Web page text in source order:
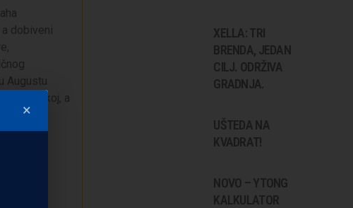
dobiveni
Augustu
Švedskoj, a
XELLA: TRI
BRENDA, JEDAN
CILJ. ODRŽIVA
GRADNJA.
UŠTEDA NA
KVADRAT!
NOVO – YTONG
KALKULATOR
×